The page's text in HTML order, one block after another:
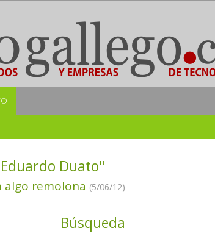
Eduardo Duato"
algo remolona (5/06/12)
Búsqueda